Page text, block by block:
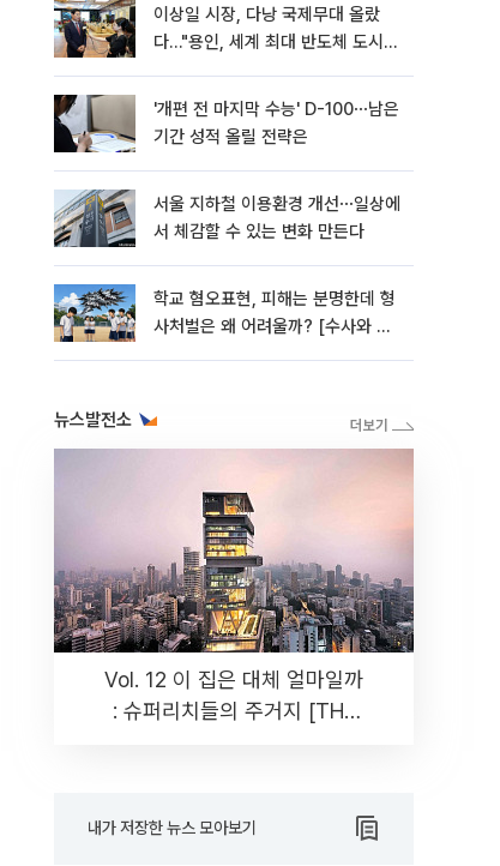
이상일 시장, 다낭 국제무대 올랐
다…"용인, 세계 최대 반도체 도시
'개편 전 마지막 수능' D-100⋯남은
기간 성적 올릴 전략은
서울 지하철 이용환경 개선⋯일상에
서 체감할 수 있는 변화 만든다
학교 혐오표현, 피해는 분명한데 형
사처벌은 왜 어려울까? [수사와 재
뉴스발전소
Vol. 12 이 집은 대체 얼마일까
: 슈퍼리치들의 주거지 [THE
내가 저장한 뉴스 모아보기